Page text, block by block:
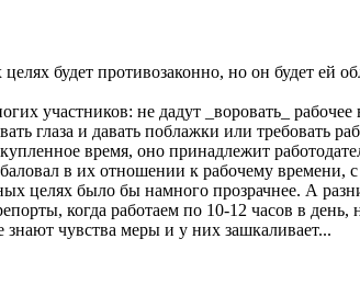
будет противозаконно, но он будет
участников: не дадут _воровать_
глаза и давать поблажки или требовать
купленное время, оно принадлежит
в их отношении к рабочему
целях было бы намного прозрачнее. А
когда работаем по 10-12 часов в
чувства меры и у них зашкаливает...